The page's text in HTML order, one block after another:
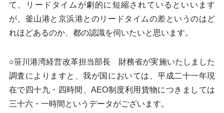
て、リードタイムが劇的に短縮されているといいます
が、釜山港と京浜港とのリードタイムの差というのはど
れほどあるのか、都の認識を伺いたいと思います。
○笹川港湾経営改革担当部長 財務省が実施いたしました
調査によりますと、我が国においては、平成二十一年現
在で四十九・四時間、AEO制度利用貨物につきましては
三十六・一時間というデータがございます。